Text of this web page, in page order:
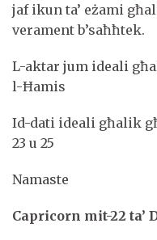
jaf ikun ta’ eżami
verament b’saħħtek.
L-aktar jum ideali
l-Ħamis
Id-dati ideali għalik
23 u 25
Namaste
Capricorn mit-22 ta’